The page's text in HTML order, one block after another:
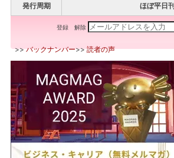
発行周期 ほぼ平日刊
登録 解除
>>バックナンバー>>読者の声